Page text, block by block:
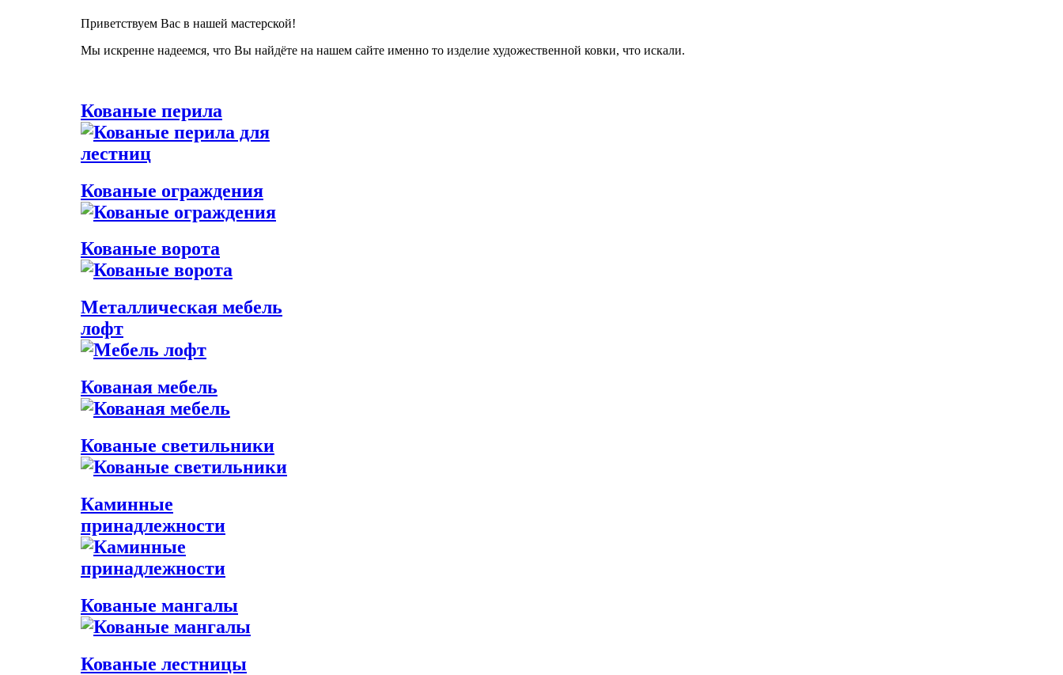
Приветствуем Вас в нашей мастерской!
Мы искренне надеемся, что Вы найдёте на нашем сайте именно то изделие художественной ковки, что искали.
Кованые перила
Кованые ограждения
Кованые ворота
Металлическая мебель
лофт
Кованая мебель
Кованые светильники
Каминные
принадлежности
Кованые мангалы
Кованые лестницы